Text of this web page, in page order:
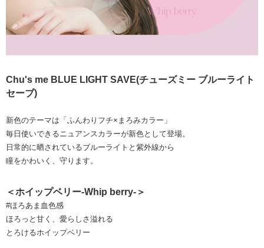
Chu's me BLUE LIGHT SAVE(チューズミー ブルーライト
セーブ)
新色のテーマは「ふんわりフチ×まろみカラー」
毎日使いできるニュアンスカラーが新色として登場。
日常的に晒されているブルーライトと紫外線から
瞳をかわいく、守ります。
＜ホイップベリー-Whip berry-＞
#ほろあま血色感
ほろっと甘く、愛らしさ溢れる
とろけるホイップベリー